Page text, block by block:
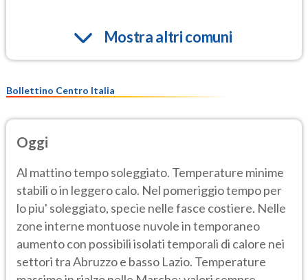
Mostra altri comuni
Bollettino Centro Italia
Oggi
Al mattino tempo soleggiato. Temperature minime
stabili o in leggero calo. Nel pomeriggio tempo per
lo piu' soleggiato, specie nelle fasce costiere. Nelle
zone interne montuose nuvole in temporaneo
aumento con possibili isolati temporali di calore nei
settori tra Abruzzo e basso Lazio. Temperature